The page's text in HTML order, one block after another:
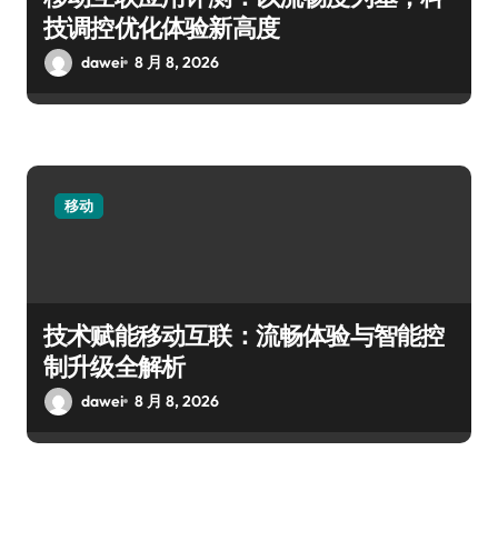
技调控优化体验新高度
dawei 8 月 8, 2026
移动
技术赋能移动互联：流畅体验与智能控
制升级全解析
dawei 8 月 8, 2026